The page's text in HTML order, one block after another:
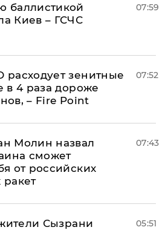
баллистикой
Киев – ГСЧС
07:59
расходует зенитные
в 4 раза дороже
– Fire Point
07:52
Молин назвал
сможет
от российских
ракет
07:43
Сызрани
05:51